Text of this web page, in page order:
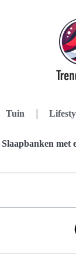
Tuin
Slaapbanken met